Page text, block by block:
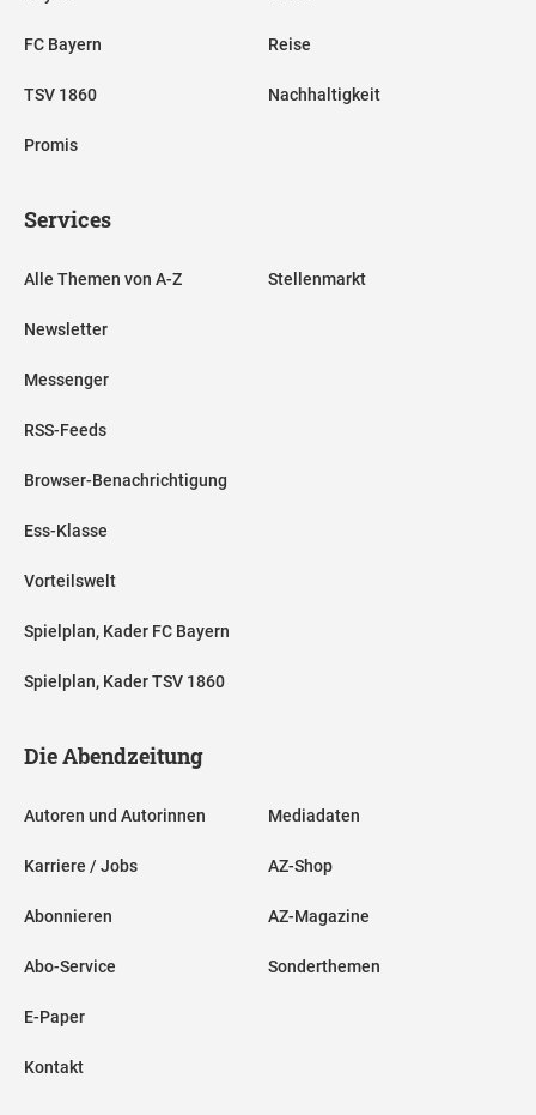
FC Bayern
TSV 1860
Promis
Reise
Nachhaltigkeit
Services
Alle Themen von A-Z
Newsletter
Messenger
RSS-Feeds
Browser-Benachrichtigung
Ess-Klasse
Vorteilswelt
Spielplan, Kader FC Bayern
Spielplan, Kader TSV 1860
Stellenmarkt
Die Abendzeitung
Autoren und Autorinnen
Karriere / Jobs
Abonnieren
Abo-Service
E-Paper
Kontakt
Mediadaten
AZ-Shop
AZ-Magazine
Sonderthemen